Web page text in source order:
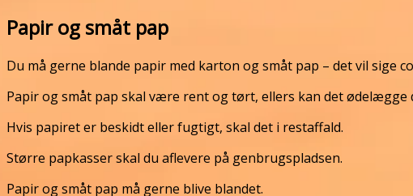
Papir og småt pap
Du må gerne blande papir med karton og småt pap – det vil
Papir og småt pap skal være rent og tørt, ellers kan det ødelægge
Hvis papiret er beskidt eller fugtigt, skal det i restaffald.
Større papkasser skal du aflevere på genbrugspladsen.
Papir og småt pap må gerne blive blandet.